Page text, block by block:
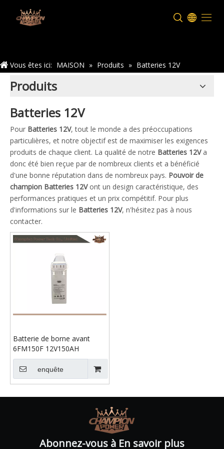
Vous êtes ici: MAISON » Produits » Batteries 12V
Produits
Batteries 12V
Pour Batteries 12V, tout le monde a des préoccupations
particulières, et notre objectif est de maximiser les exigences
produits de chaque client. La qualité de notre Batteries 12Va
donc été bien reçue par de nombreux clients et a bénéficié
d'une bonne réputation dans de nombreux pays. Pouvoir de
champion Batteries 12Vont un design caractéristique, des
performances pratiques et un prix compétitif. Pour plus
d'informations sur le Batteries 12V, n'hésitez pas à nous
contacter.
Batterie de borne avant
6FM150F 12V150AH
enquête
Abonnez-vous à En savoir plus